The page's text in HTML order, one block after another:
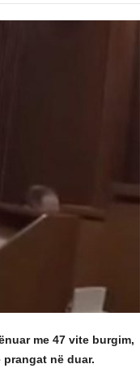
me 47 vite burgim,
në duar.